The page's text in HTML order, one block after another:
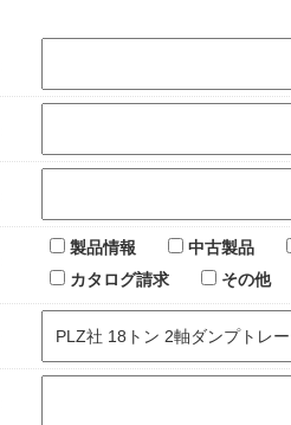
製品情報 中古製品
カタログ請求
その他